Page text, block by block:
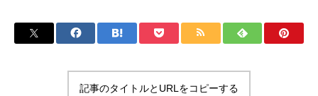
記事のタイトルとURLをコピーする